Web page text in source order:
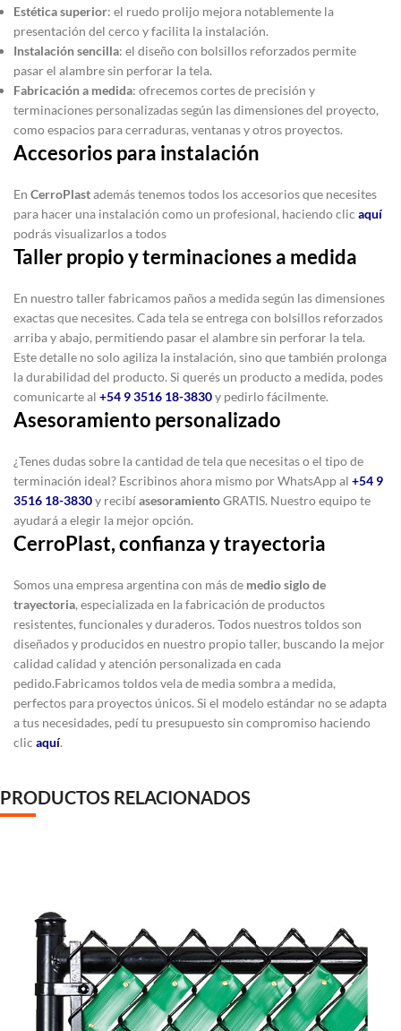
Estética superior: el ruedo prolijo mejora notablemente la
presentación del cerco y facilita la instalación.
Instalación sencilla: el diseño con bolsillos reforzados permite
pasar el alambre sin perforar la tela.
Fabricación a medida: ofrecemos cortes de precisión y
terminaciones personalizadas según las dimensiones del proyecto,
como espacios para cerraduras, ventanas y otros proyectos.
Accesorios para instalación
En CerroPlastademás tenemos todos los accesorios que necesites
para hacer una instalación como un profesional, haciendo clic aquí
podrás visualizarlos a todos
Taller propio y terminaciones a medida
En nuestro taller fabricamos paños a medida según las dimensiones
exactas que necesites. Cada tela se entrega con bolsillos reforzados
arriba y abajo, permitiendo pasar el alambre sin perforar la tela.
Este detalle no solo agiliza la instalación, sino que también prolonga
la durabilidad del producto. Si querés un producto a medida, podes
comunicarte al +54 9 3516 18-3830y pedirlo fácilmente.
Asesoramiento personalizado
¿Tenes dudas sobre la cantidad de tela que necesitas o el tipo de
terminación ideal? Escribinos ahora mismo por WhatsApp al +54 9
3516 18-3830y recibíasesoramientoGRATIS. Nuestro equipo te
ayudará a elegir la mejor opción.
CerroPlast, confianza y trayectoria
Somos una empresa argentina con más de medio siglo de
trayectoria, especializada en la fabricación de productos
resistentes, funcionales y duraderos. Todos nuestros toldos son
diseñados y producidos en nuestro propio taller, buscando la mejor
calidad calidad y atención personalizada en cada
pedido.Fabricamos toldos vela de media sombra a medida,
perfectos para proyectos únicos. Si el modelo estándar no se adapta
a tus necesidades, pedí tu presupuesto sin compromiso haciendo
clic aquí.
PRODUCTOS RELACIONADOS